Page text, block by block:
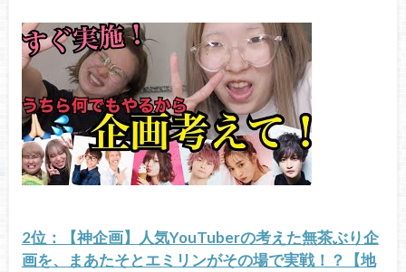
2位：【神企画】人気YouTuberの考えた無茶ぶり企
画を、まあたそとエミリンがその場で実戦！？【地